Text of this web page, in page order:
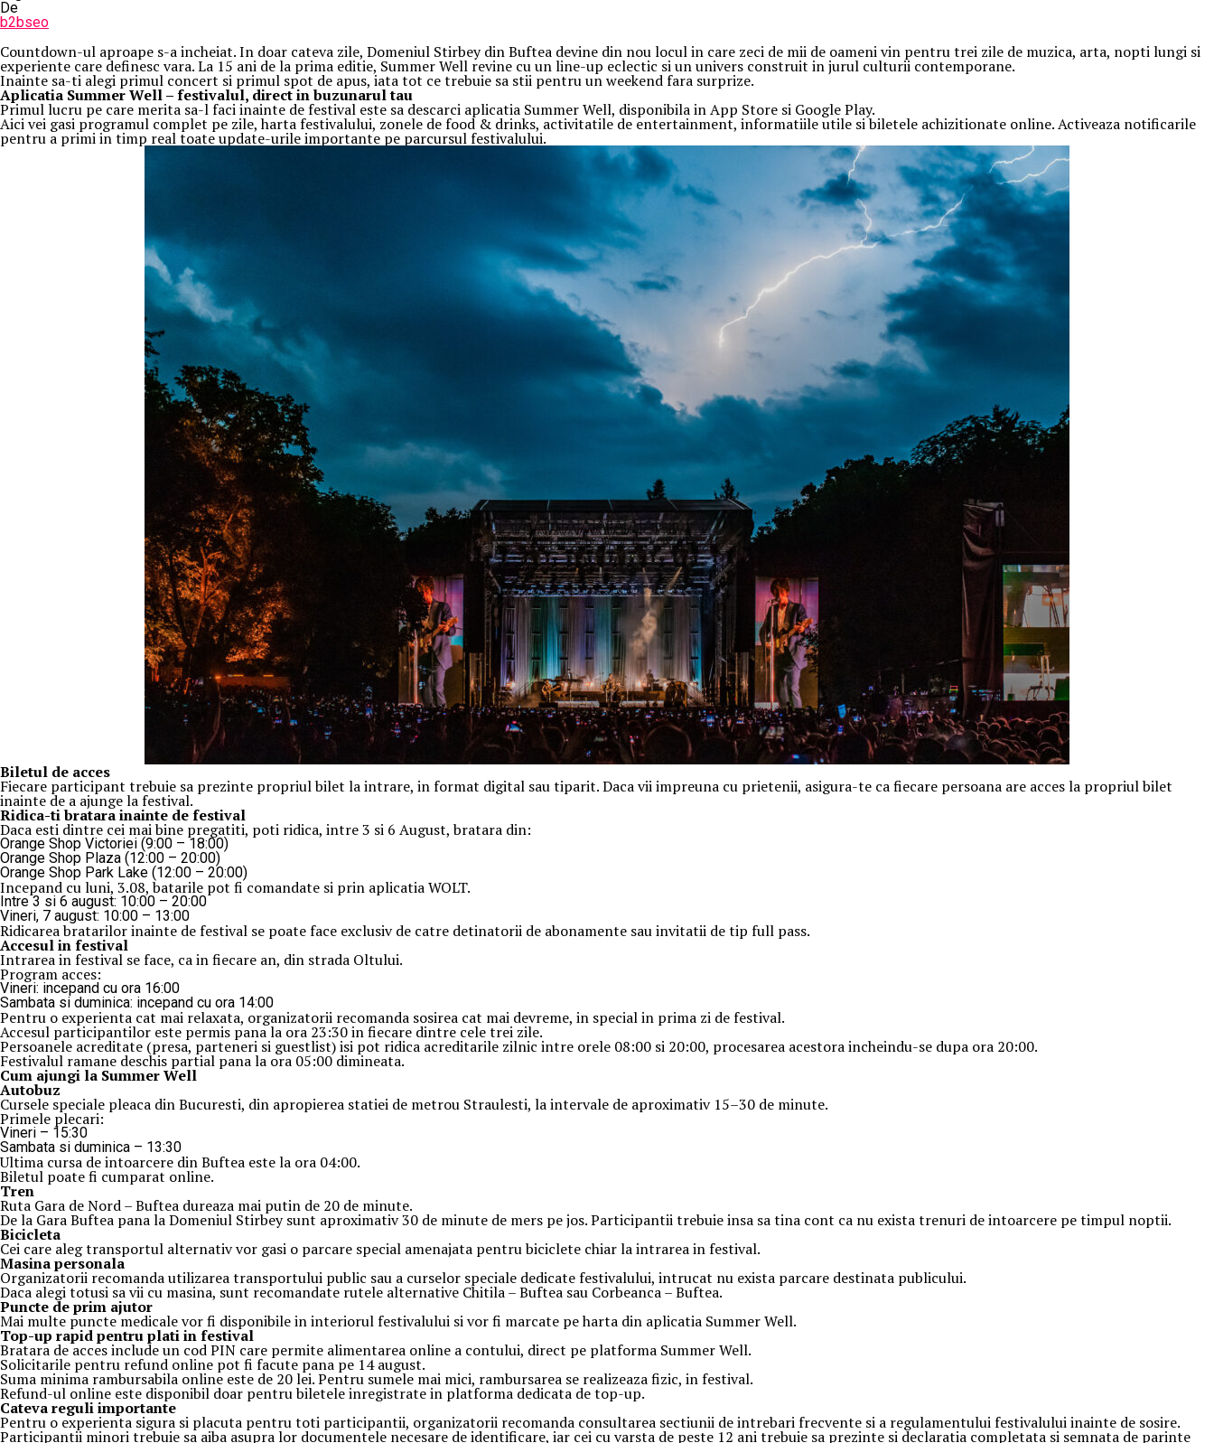
De
b2bseo
Countdown-ul aproape s-a incheiat. In doar cateva zile, Domeniul Stirbey din Buftea devine din nou locul in care zeci de mii de oameni vin pentru trei zile de muzica, arta, nopti lungi si
experiente care definesc vara. La 15 ani de la prima editie, Summer Well revine cu un line-up eclectic si un univers construit in jurul culturii contemporane.
Inainte sa-ti alegi primul concert si primul spot de apus, iata tot ce trebuie sa stii pentru un weekend fara surprize.
Aplicatia Summer Well– festivalul, direct in buzunarul tau
Primul lucru pe care merita sa-l faci inainte de festival este sa descarci aplicatia Summer Well, disponibila in App Store si Google Play.
Aici vei gasi programul complet pe zile, harta festivalului, zonele de food & drinks, activitatile de entertainment, informatiile utile si biletele achizitionate online. Activeaza notificarile
pentru a primi in timp real toate update-urile importante pe parcursul festivalului.
Biletul de acces
Fiecare participant trebuie sa prezinte propriul bilet la intrare, in format digital sau tiparit. Daca vii impreuna cu prietenii, asigura-te ca fiecare persoana are acces la propriul bilet
inainte de a ajunge la festival.
Ridica-ti bratarainainte de festival
Daca esti dintre cei mai bine pregatiti, poti ridica, intre 3 si 6 August, bratara din:
Orange Shop Victoriei (9:00 – 18:00)
Orange Shop Plaza (12:00 – 20:00)
Orange Shop Park Lake (12:00 – 20:00)
Incepand cu luni, 3.08, batarile pot fi comandate si prin aplicatia WOLT.
Intre 3 si 6 august: 10:00 – 20:00
Vineri, 7 august: 10:00 – 13:00
Ridicarea bratarilor inainte de festival se poate face exclusiv de catre detinatorii de abonamente sau invitatii de tip full pass.
Accesul in festival
Intrarea in festival se face, ca in fiecare an, din strada Oltului.
Program acces:
Vineri: incepand cu ora 16:00
Sambata si duminica: incepand cu ora 14:00
Pentru o experienta cat mai relaxata, organizatorii recomanda sosirea cat mai devreme, in special in prima zi de festival.
Accesul participantilor este permis pana la ora 23:30 in fiecare dintre cele trei zile.
Persoanele acreditate (presa, parteneri si guestlist) isi pot ridica acreditarile zilnic intre orele 08:00 si 20:00, procesarea acestora incheindu-se dupa ora 20:00.
Festivalul ramane deschis partial pana la ora 05:00 dimineata.
Cum ajungi la Summer Well
Autobuz
Cursele speciale pleaca din Bucuresti, din apropierea statiei de metrou Straulesti, la intervale de aproximativ 15–30 de minute.
Primele plecari:
Vineri – 15:30
Sambata si duminica – 13:30
Ultima cursa de intoarcere din Buftea este la ora 04:00.
Biletul poate fi cumparat online.
Tren
Ruta Gara de Nord – Buftea dureaza mai putin de 20 de minute.
De la Gara Buftea pana la Domeniul Stirbey sunt aproximativ 30 de minute de mers pe jos. Participantii trebuie insa sa tina cont ca nu exista trenuri de intoarcere pe timpul noptii.
Bicicleta
Cei care aleg transportul alternativ vor gasi o parcare special amenajata pentru biciclete chiar la intrarea in festival.
Masinapersonala
Organizatorii recomanda utilizarea transportului public sau a curselor speciale dedicate festivalului, intrucat nu exista parcare destinata publicului.
Daca alegi totusi sa vii cu masina, sunt recomandate rutele alternative Chitila – Buftea sau Corbeanca – Buftea.
Puncte de prim ajutor
Mai multe puncte medicale vor fi disponibile in interiorul festivalului si vor fi marcate pe harta din aplicatia Summer Well.
Top-up rapid pentru plati in festival
Bratara de acces include un cod PIN care permite alimentarea online a contului, direct pe platforma Summer Well.
Solicitarile pentru refund online pot fi facute pana pe 14 august.
Suma minima rambursabila online este de 20 lei. Pentru sumele mai mici, rambursarea se realizeaza fizic, in festival.
Refund-ul online este disponibil doar pentru biletele inregistrate in platforma dedicata de top-up.
Cateva reguli importante
Pentru o experienta sigura si placuta pentru toti participantii, organizatorii recomanda consultarea sectiunii de intrebari frecvente si a regulamentului festivalului inainte de sosire.
Participantii minori trebuie sa aiba asupra lor documentele necesare de identificare, iar cei cu varsta de peste 12 ani trebuie sa prezinte si declaratia completata si semnata de parinte